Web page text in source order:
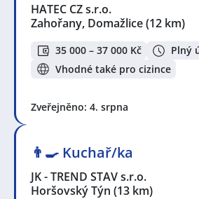
HATEC CZ s.r.o.
Zahořany, Domažlice(12 km)
35 000 – 37 000 Kč
Plný
Vhodné také pro cizince
Zveřejněno: 4. srpna
👨‍🍳 Kuchař/ka
JK - TREND STAV s.r.o.
Horšovský Týn (13 km)